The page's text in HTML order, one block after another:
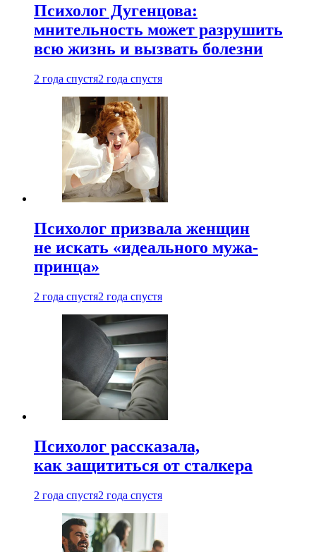
Психолог Дугенцова:
мнительность может разрушить
всю жизнь и вызвать болезни
2 года спустя2 года спустя
Психолог призвала женщин
не искать «идеального мужа-
принца»
2 года спустя2 года спустя
Психолог рассказала,
как защититься от сталкера
2 года спустя2 года спустя